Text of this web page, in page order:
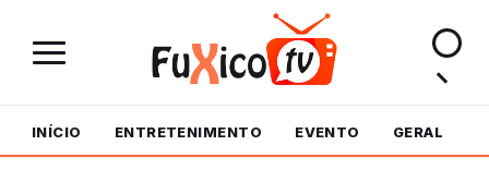
INÍCIO ENTRETENIMENTO EVENTO GERAL